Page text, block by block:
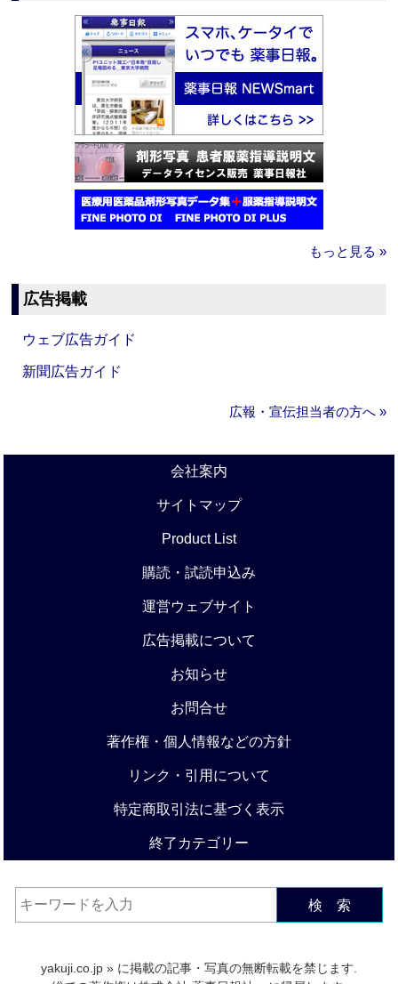
もっと見る »
広告掲載
ウェブ広告ガイド
新聞広告ガイド
広報・宣伝担当者の方へ »
会社案内
サイトマップ
Product List
購読・試読申込み
運営ウェブサイト
広告掲載について
お知らせ
お問合せ
著作権・個人情報などの方針
リンク・引用について
特定商取引法に基づく表示
終了カテゴリー
検 索
yakuji.co.jp » に掲載の記事・写真の無断転載を禁じます.